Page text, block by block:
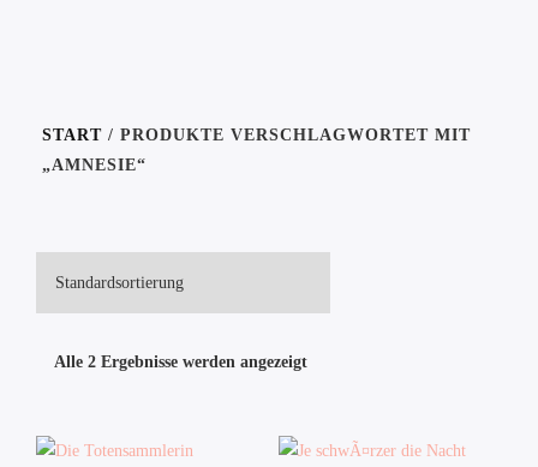
START / PRODUKTE VERSCHLAGWORTET MIT
„AMNESIE“
Alle 2 Ergebnisse werden angezeigt